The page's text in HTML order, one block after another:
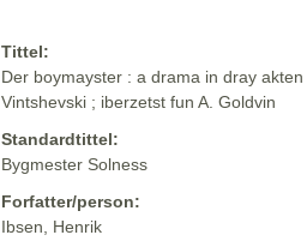
Tittel:
Der boymayster : a drama in dray
Vintshevski ; iberzetst fun A. Goldvin
Standardtittel:
Bygmester Solness
Forfatter/person:
Ibsen, Henrik